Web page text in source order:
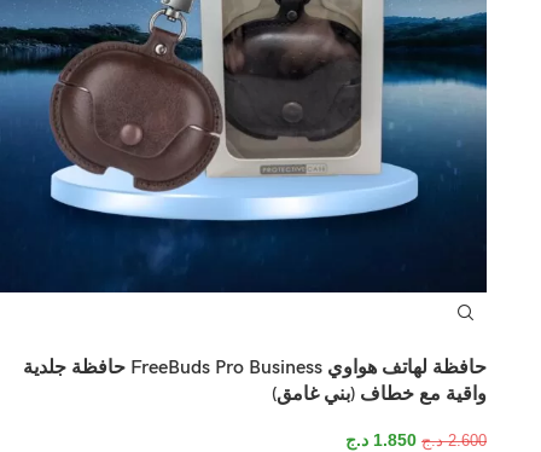
حافظة لهاتف هواوي FreeBuds Pro Business حافظة جلدية
واقية مع خطاف (بني غامق)
2.600 د.ج 1.850 د.ج